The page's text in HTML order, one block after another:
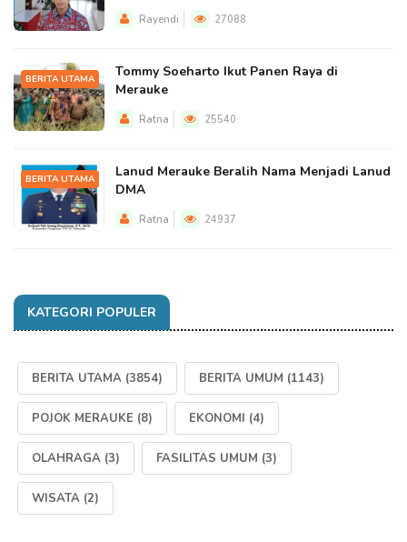
Rayendi 27088
BERITA UTAMA
Tommy Soeharto Ikut Panen Raya di
Merauke
Ratna 25540
BERITA UTAMA
Lanud Merauke Beralih Nama Menjadi Lanud
DMA
Ratna 24937
KATEGORI POPULER
BERITA UTAMA (3854) BERITA UMUM (1143)
POJOK MERAUKE (8) EKONOMI (4)
OLAHRAGA (3) FASILITAS UMUM (3)
WISATA (2)